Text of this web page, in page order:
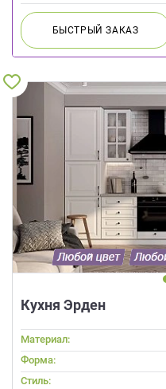
БЫСТРЫЙЗАКАЗ
Кухня Эрден
Материал:
Форма:
Стиль: